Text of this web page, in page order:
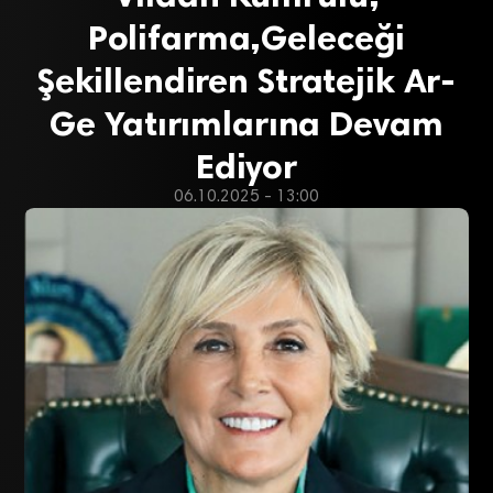
Polifarma,Geleceği
Şekillendiren Stratejik Ar-
Ge Yatırımlarına Devam
Ediyor
06.10.2025 - 13:00